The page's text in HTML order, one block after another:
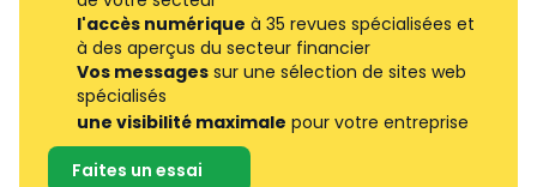
l'accès numérique à 35 revues spécialisées et
à des aperçus du secteur financier
Vos messages sur une sélection de sites web
spécialisés
une visibilité maximale pour votre entreprise
Faites un essai